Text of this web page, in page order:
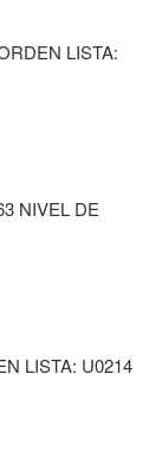
LISTA:
NIVEL DE
LISTA: U0214